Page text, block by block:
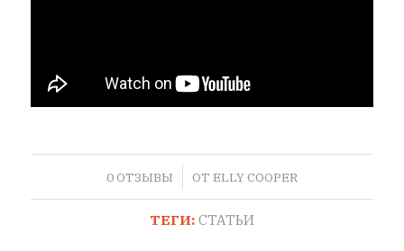
0 ОТЗЫВЫ
/ ОТ ELLY COOPER
ТЕГИ: СТАТЬИ